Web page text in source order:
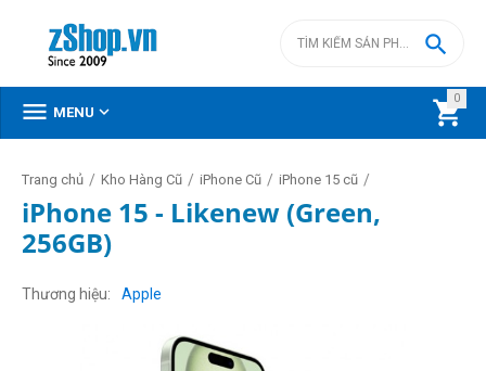
0


 MENU 
Trang chủ / Kho Hàng Cũ / iPhone Cũ / iPhone 15 cũ /
iPhone 15 - Likenew (Green,
256GB)
Thương hiệu Apple